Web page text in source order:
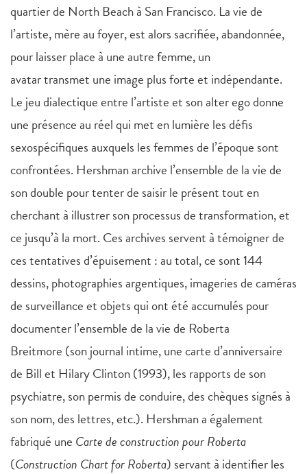
quartier de North Beach à San Francisco. La vie de
l’artiste, mère au foyer, est alors sacrifiée, abandonnée,
pour laisser place à une autre femme, un
avatar transmet une image plus forte et indépendante.
Le jeu dialectique entre l’artiste et son alter ego donne
une présence au réel qui met en lumière les défis
sexospécifiques auxquels les femmes de l’époque sont
confrontées. Hershman archive l’ensemble de la vie de
son double pour tenter de saisir le présent tout en
cherchant à illustrer son processus de transformation, et
ce jusqu’à la mort. Ces archives servent à témoigner de
ces tentatives d’épuisement : au total, ce sont 144
dessins, photographies argentiques, imageries de caméras
de surveillance et objets qui ont été accumulés pour
documenter l’ensemble de la vie de Roberta
Breitmore (son journal intime, une carte d’anniversaire
de Bill et Hilary Clinton (1993), les rapports de son
psychiatre, son permis de conduire, des chèques signés à
son nom, des lettres, etc.). Hershman a également
fabriqué une Carte de construction pour Roberta
(Construction Chart for Roberta) servant à identifier les